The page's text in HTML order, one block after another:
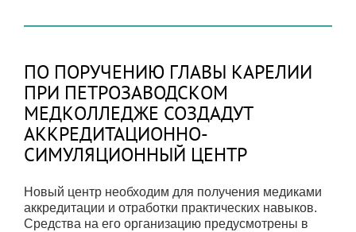
ПО ПОРУЧЕНИЮ ГЛАВЫ КАРЕЛИИ
ПРИ ПЕТРОЗАВОДСКОМ
МЕДКОЛЛЕДЖЕ СОЗДАДУТ
АККРЕДИТАЦИОННО-
СИМУЛЯЦИОННЫЙ ЦЕНТР
Новый центр необходим для получения медиками
аккредитации и отработки практических навыков.
Средства на его организацию предусмотрены в